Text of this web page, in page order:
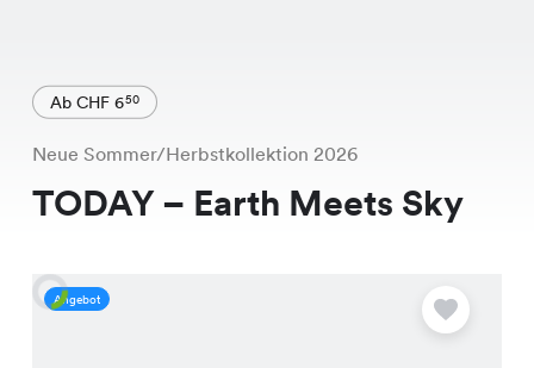
Ab CHF 650
Neue Sommer/Herbstkollektion 2026
TODAY – Earth Meets Sky
Angebot